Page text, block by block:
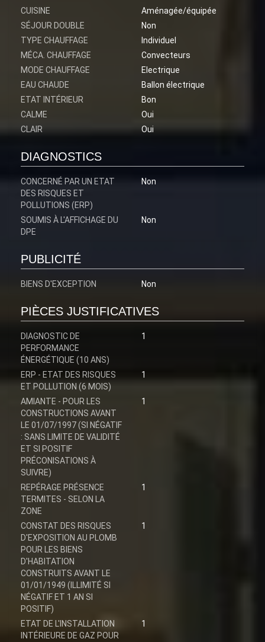
CUISINE
Aménagée/équipée
SÉJOUR DOUBLE
Non
TYPE CHAUFFAGE
Individuel
MÉCA. CHAUFFAGE
Convecteurs
MODE CHAUFFAGE
Electrique
EAU CHAUDE
Ballon électrique
ETAT INTÉRIEUR
Bon
CALME
Oui
CLAIR
Oui
DIAGNOSTICS
CONCERNÉ PAR UN ETAT
DES RISQUES ET
POLLUTIONS (ERP)
Non
SOUMIS À L'AFFICHAGE DU
DPE
Non
PUBLICITÉ
BIENS D'EXCEPTION Non
PIÈCES JUSTIFICATIVES
DIAGNOSTIC DE
PERFORMANCE
ÉNERGÉTIQUE (10 ANS)
1
ERP - ETAT DES RISQUES
ET POLLUTION (6 MOIS)
1
AMIANTE - POUR LES
CONSTRUCTIONS AVANT
LE 01/07/1997 (SI NÉGATIF
: SANS LIMITE DE VALIDITÉ
ET SI POSITIF
PRÉCONISATIONS À
SUIVRE)
1
REPÉRAGE PRÉSENCE
TERMITES - SELON LA
ZONE
1
CONSTAT DES RISQUES
D'EXPOSITION AU PLOMB
POUR LES BIENS
D'HABITATION
CONSTRUITS AVANT LE
01/01/1949 (ILLIMITÉ SI
NÉGATIF ET 1 AN SI
POSITIF)
1
ETAT DE L'INSTALLATION
INTÉRIEURE DE GAZ POUR
1